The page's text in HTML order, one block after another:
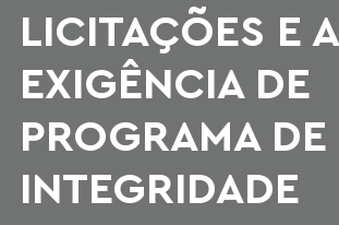
LICITAÇÕES E A
EXIGÊNCIA DE
PROGRAMA DE
INTEGRIDADE